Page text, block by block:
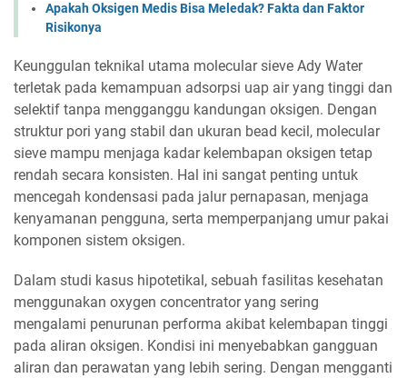
Apakah Oksigen Medis Bisa Meledak? Fakta dan Faktor
Risikonya
Keunggulan teknikal utama molecular sieve Ady Water
terletak pada kemampuan adsorpsi uap air yang tinggi dan
selektif tanpa mengganggu kandungan oksigen. Dengan
struktur pori yang stabil dan ukuran bead kecil, molecular
sieve mampu menjaga kadar kelembapan oksigen tetap
rendah secara konsisten. Hal ini sangat penting untuk
mencegah kondensasi pada jalur pernapasan, menjaga
kenyamanan pengguna, serta memperpanjang umur pakai
komponen sistem oksigen.
Dalam studi kasus hipotetikal, sebuah fasilitas kesehatan
menggunakan oxygen concentrator yang sering
mengalami penurunan performa akibat kelembapan tinggi
pada aliran oksigen. Kondisi ini menyebabkan gangguan
aliran dan perawatan yang lebih sering. Dengan mengganti